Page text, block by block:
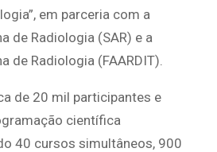
em parceria com a
de Radiologia (SAR) e a
de Radiologia (FAARDIT).
de 20 mil participantes e
científica
40 cursos simultâneos, 900